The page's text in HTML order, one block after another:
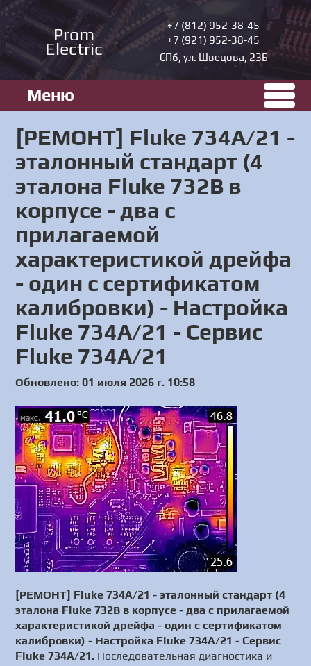
Prom
Electric
+7 (812) 952-38-45
+7 (921) 952-38-45
СПб, ул. Швецова, 23Б
Меню
[РЕМОНТ] Fluke 734A/21 -
эталонный стандарт (4
эталона Fluke 732В в
корпусе - два с
прилагаемой
характеристикой дрейфа
- один с сертификатом
калибровки) - Настройка
Fluke 734A/21 - Сервис
Fluke 734A/21
Обновлено: 01 июля 2026 г. 10:58
[РЕМОНТ] Fluke 734A/21 - эталонный стандарт (4
эталона Fluke 732В в корпусе - два с прилагаемой
характеристикой дрейфа - один с сертификатом
калибровки) - Настройка Fluke 734A/21 - Сервис
Fluke 734A/21. Последовательная диагностика и